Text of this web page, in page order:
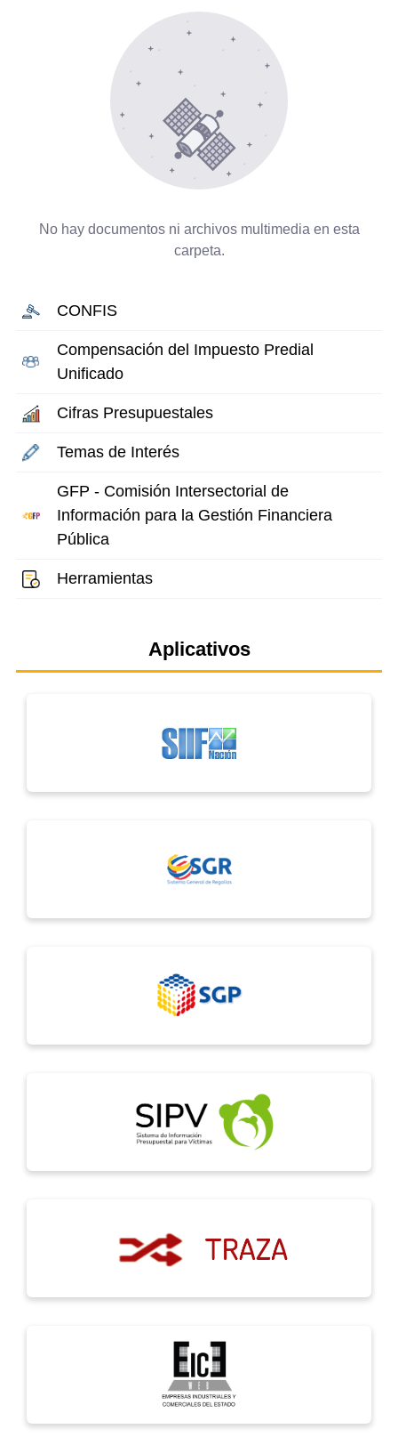
No hay documentos ni archivos multimedia en esta
carpeta.
CONFIS
Compensación del Impuesto Predial
Unificado
Cifras Presupuestales
Temas de Interés
GFP - Comisión Intersectorial de
Información para la Gestión Financiera
Pública
Herramientas
Aplicativos